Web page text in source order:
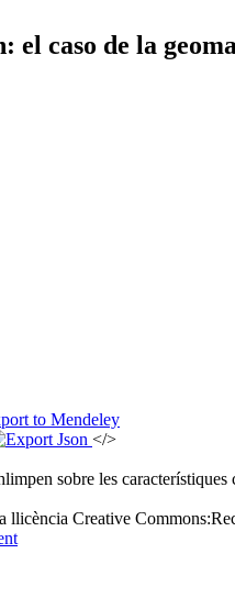
el caso de la
</>
sobre les
llicència Creative Commons: